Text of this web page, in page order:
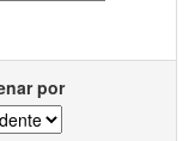
por